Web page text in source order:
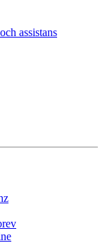
assistans